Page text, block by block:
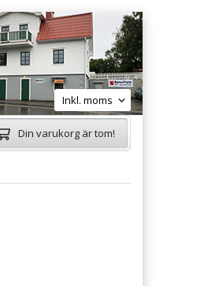
Din varukorg är tom!